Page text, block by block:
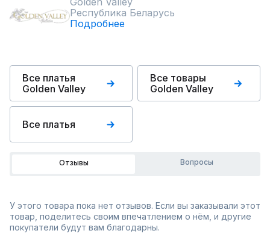
Республика Беларусь
Подробнее
Все платья
Golden Valley
Все товары
Golden Valley
Все платья
Отзывы Вопросы
У этого товара пока нет отзывов. Если вы заказывали этот
товар, поделитесь своим впечатлением о нём, и другие
покупатели будут вам благодарны.